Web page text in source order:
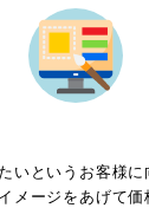
いというお客様
メージをあげて価